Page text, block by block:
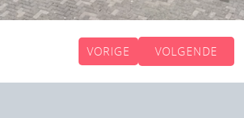
VORIGE VOLGENDE